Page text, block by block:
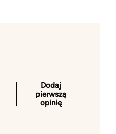
Dodaj
pierwszą
opinię